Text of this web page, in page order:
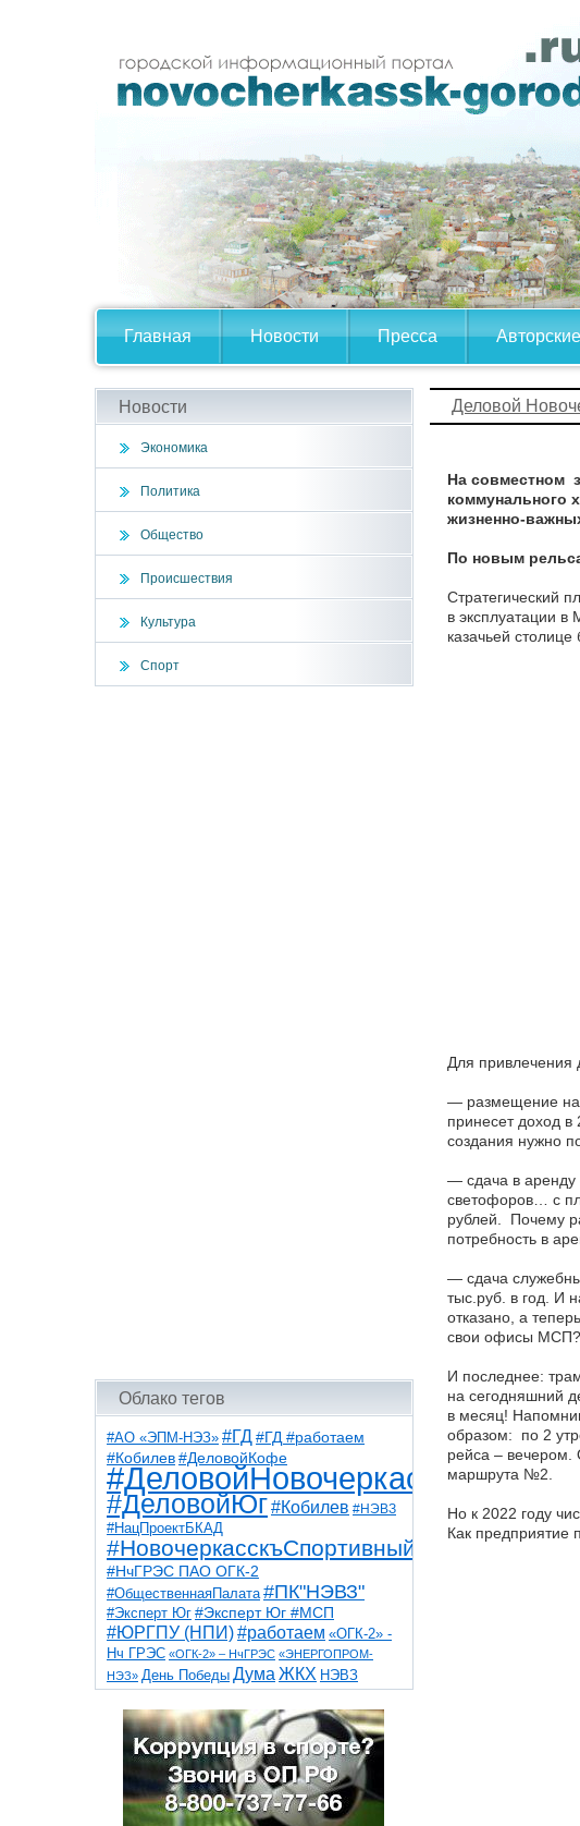
Главная Новости Пресса
Новости
Экономика
Политика
Общество
Происшествия
Культура
Спорт
Облако тегов
#АО «ЭПМ-НЭЗ» #ГД #ГД #работаем
#Кобилев #ДеловойКофе
#ДеловойНовочеркасск
#ДеловойЮг#Кобилев #НЭВЗ
#НацПроектБКАД
#НовочеркасскъСпортивный
#НчГРЭС ПАО ОГК-2
#ОбщественнаяПалата #ПК"НЭВЗ"
#Эксперт Юг #Эксперт Юг #МСП
#ЮРГПУ (НПИ)#работаем «ОГК-2» -
Нч ГРЭС «ОГК-2» – НчГРЭС «ЭНЕРГОПРОМ-
НЭЗ» День Победы Дума ЖКХ НЭВЗ
НчГРЭС ТНТ
благоустройствоветераны выборы
детидороги казаки коррупция космос
общественная палата парк пожар роща
спорт театр транспорт художники
Деловой
На совместном
коммунального
жизненно-
По новым
Стратегический
в эксплуатации в
казачьей
Для привлечения
— размещение на
принесет доход
создания нужно
— сдача в аренду
светофоров… с
рублей. Почему
потребность в
— сдача
тыс.руб. в год. И
отказано, а
свои офисы МСП?
И последнее:
на сегодняшний
в месяц!
образом: по 2
рейса – вечером.
маршрута №2.
Но к 2022 году
Как предприятие